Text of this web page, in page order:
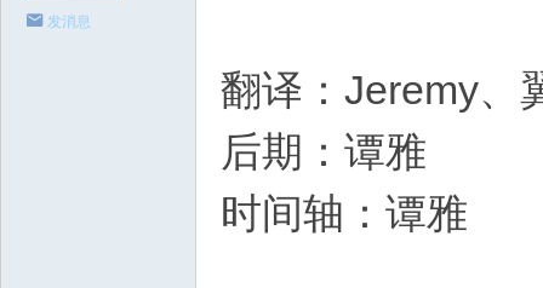
发消息
翻译：Jeremy、
后期：谭雅
时间轴：谭雅